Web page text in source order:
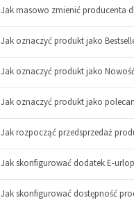
Jak masowo zmienić producenta
Jak oznaczyć produkt jako
Jak oznaczyć produkt jako
Jak oznaczyć produkt jako
Jak rozpocząć przedsprzedaż
Jak skonfigurować dodatek E-
Jak skonfigurować dostępność